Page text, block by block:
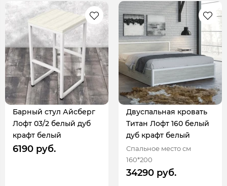
Барный стул Айсберг
Лофт 03/2 белый дуб
крафт белый
6190 руб.
Двуспальная кровать
Титан Лофт 160 белый
дуб крафт белый
Спальное место см
160*200
34290 руб.